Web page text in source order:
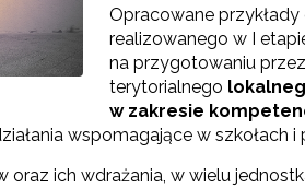
zawodowego"
SCWEW"
Opracowane
realizowanego w I
na przygotowaniu
terytorialnego
w zakresie
wspomagające w szkołach
oraz ich wdrażania, w wielu